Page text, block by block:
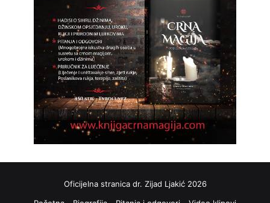
Oficijelna stranica dr. Zijad Ljakić 2026